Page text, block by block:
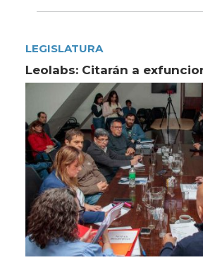
LEGISLATURA
Leolabs: Citarán a